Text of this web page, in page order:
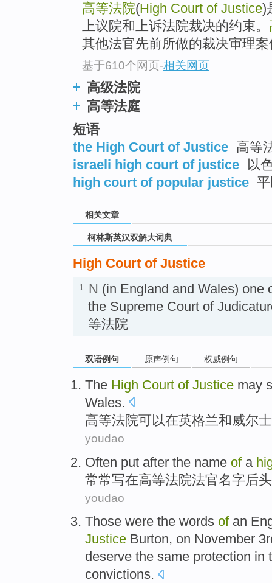
高等法院(High Court of Justice)
上议院和上诉法院裁决的约束。
其他法官先前所做的裁决审理
基于610个网页-相关网页
高级法院
高等法庭
短语
the High Court of Justice 高等
israeli high court of justice 以
high court of popular justice
相关文章
柯林斯英汉双解大词典
High Court of Justice
1. N (in England and Wales) one
the Supreme Court of
等法院
双语例句 原声例句 权威例句
The High Court of Justice may
Wales.
高等法院可以在英格兰和威尔士
youdao
Often put after the name ofa
常常写在高等法院法官名字后
youdao
Those were the words of an
Justice Burton, on November
deserve the same protection in
convictions.